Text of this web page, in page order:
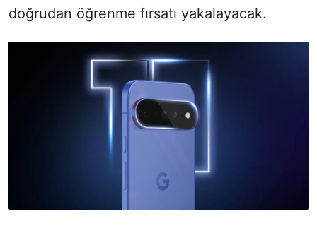
doğrudan öğrenme fırsatı yakalayacak.